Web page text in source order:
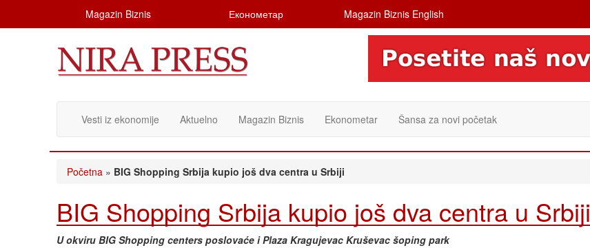
Magazin Biznis Економетар Magazin Biznis English
Vesti iz ekonomije Aktuelno Magazin Biznis Ekonometar Šansa za novi početak
Početna » BIG Shopping Srbija kupio još dva centra u Srbiji
BIG Shopping Srbija kupio još dva centra u Srbiji
U okviru BIG Shopping centers poslovaće i Plaza Kragujevac Kruševac šoping park